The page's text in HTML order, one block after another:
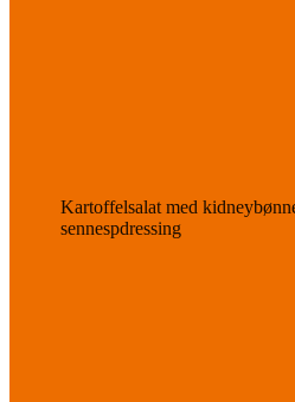
Kartoffelsalat med
sennespdressing